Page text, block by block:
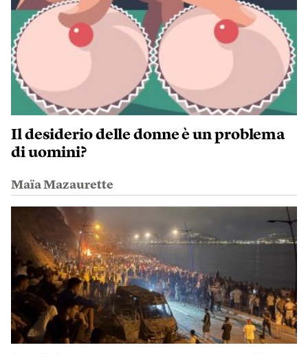
Il desiderio delle donne è un problema
di uomini?
Maïa Mazaurette